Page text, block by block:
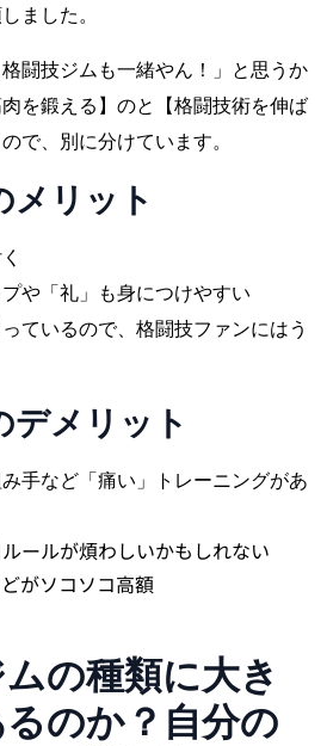
ました。
格闘技ジムも一緒やん！」と思うか
を鍛える】のと【格闘技術を伸ば
で、別に分けています。
メリット
や「礼」も身につけやすい
ているので、格闘技ファンにはう
デメリット
手など「痛い」トレーニングがあ
ールが煩わしいかもしれない
がソコソコ高額
の種類に大き
のか？自分の